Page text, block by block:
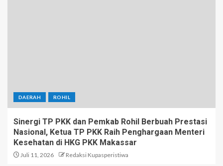
DAERAH ROHIL
Sinergi TP PKK dan Pemkab Rohil Berbuah Prestasi
Nasional, Ketua TP PKK Raih Penghargaan Menteri
Kesehatan di HKG PKK Makassar
Juli 11, 2026 Redaksi Kupasperistiwa